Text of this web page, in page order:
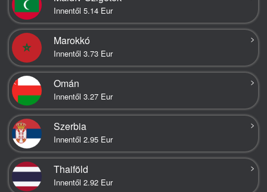
Innentől 5.14 Eur
Marokkó
Innentől 3.73 Eur
>
Omán
Innentől 3.27 Eur
>
Szerbia
Innentől 2.95 Eur
>
Thaiföld
Innentől 2.92 Eur
>